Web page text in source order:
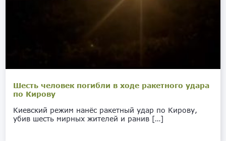
Шесть человек погибли в ходе ракетного удара
по Кирову
Киевский режим нанёс ракетный удар по Кирову,
убив шесть мирных жителей и ранив […]